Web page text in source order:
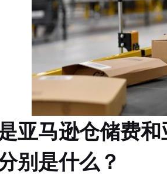
亚马逊仓储费
别是什么？